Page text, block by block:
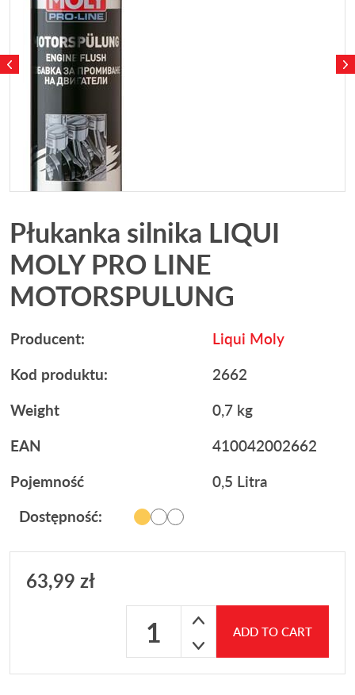
Płukanka silnika LIQUI
MOLY PRO LINE
MOTORSPULUNG
Producent:
Liqui Moly
Kod produktu:
2662
Weight
0,7 kg
EAN
410042002662
Pojemność
0,5 Litra
Dostępność:
63,99 zł
Płukanka silnika LIQUI MOLY PRO
ADD TO CART